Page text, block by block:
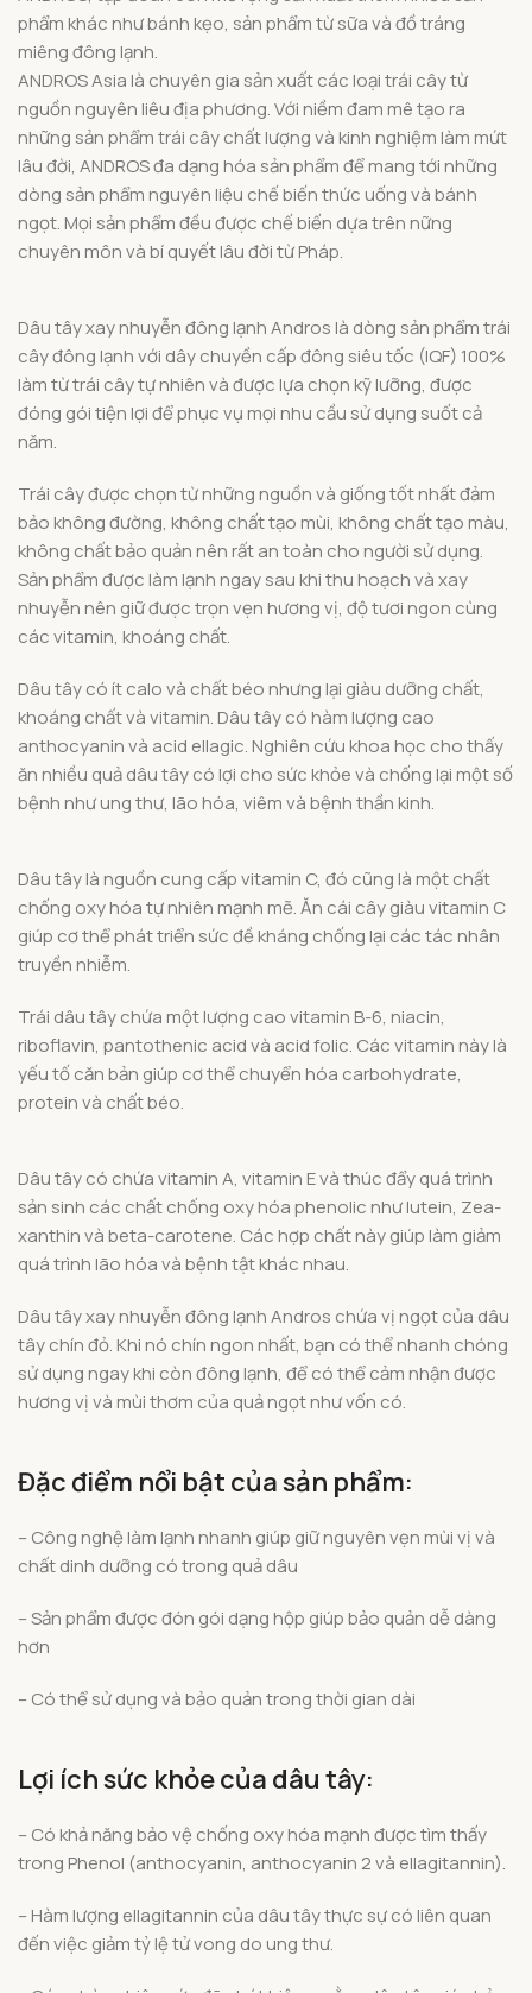
phẩm khác như bánh kẹo, sản phẩm từ sữa và đồ tráng
miêng đông lạnh.
ANDROS Asia là chuyên gia sản xuất các loại trái cây từ
nguồn nguyên liêu địa phương. Với niềm đam mê tạo ra
những sản phẩm trái cây chất lượng và kinh nghiệm làm mứt
lâu đời, ANDROS đa dạng hóa sản phẩm để mang tới những
dòng sản phẩm nguyên liệu chế biến thức uống và bánh
ngọt. Mọi sản phẩm đều được chế biến dựa trên nững
chuyên môn và bí quyết lâu đời từ Pháp.
Dâu tây xay nhuyễn đông lạnh Andros là dòng sản phẩm trái
cây đông lạnh với dây chuyền cấp đông siêu tốc (IQF) 100%
làm từ trái cây tự nhiên và được lựa chọn kỹ lưỡng, được
đóng gói tiện lợi để phục vụ mọi nhu cầu sử dụng suốt cả
năm.
Trái cây được chọn từ những nguồn và giống tốt nhất đảm
bảo không đường, không chất tạo mùi, không chất tạo màu,
không chất bảo quản nên rất an toàn cho người sử dụng.
Sản phẩm được làm lạnh ngay sau khi thu hoạch và xay
nhuyễn nên giữ được trọn vẹn hương vị, độ tươi ngon cùng
các vitamin, khoáng chất.
Dâu tây có ít calo và chất béo nhưng lại giàu dưỡng chất,
khoáng chất và vitamin. Dâu tây có hàm lượng cao
anthocyanin và acid ellagic. Nghiên cứu khoa học cho thấy
ăn nhiều quả dâu tây có lợi cho sức khỏe và chống lại một số
bệnh như ung thư, lão hóa, viêm và bệnh thần kinh.
Dâu tây là nguồn cung cấp vitamin C, đó cũng là một chất
chống oxy hóa tự nhiên mạnh mẽ. Ăn cái cây giàu vitamin C
giúp cơ thể phát triển sức đề kháng chống lại các tác nhân
truyền nhiễm.
Trái dâu tây chứa một lượng cao vitamin B-6, niacin,
riboflavin, pantothenic acid và acid folic. Các vitamin này là
yếu tố căn bản giúp cơ thể chuyển hóa carbohydrate,
protein và chất béo.
Dâu tây có chứa vitamin A, vitamin E và thúc đẩy quá trình
sản sinh các chất chống oxy hóa phenolic như lutein, Zea-
xanthin và beta-carotene. Các hợp chất này giúp làm giảm
quá trình lão hóa và bệnh tật khác nhau.
Dâu tây xay nhuyễn đông lạnh Andros chứa vị ngọt của dâu
tây chín đỏ. Khi nó chín ngon nhất, bạn có thể nhanh chóng
sử dụng ngay khi còn đông lạnh, để có thể cảm nhận được
hương vị và mùi thơm của quả ngọt như vốn có.
Đặc điểm nổi bật của sản phẩm:
– Công nghệ làm lạnh nhanh giúp giữ nguyên vẹn mùi vị và
chất dinh dưỡng có trong quả dâu
– Sản phẩm được đón gói dạng hộp giúp bảo quản dễ dàng
hơn
– Có thể sử dụng và bảo quản trong thời gian dài
Lợi ích sức khỏe của dâu tây:
– Có khả năng bảo vệ chống oxy hóa mạnh được tìm thấy
trong Phenol (anthocyanin, anthocyanin 2 và ellagitannin).
– Hàm lượng ellagitannin của dâu tây thực sự có liên quan
đến việc giảm tỷ lệ tử vong do ung thư.